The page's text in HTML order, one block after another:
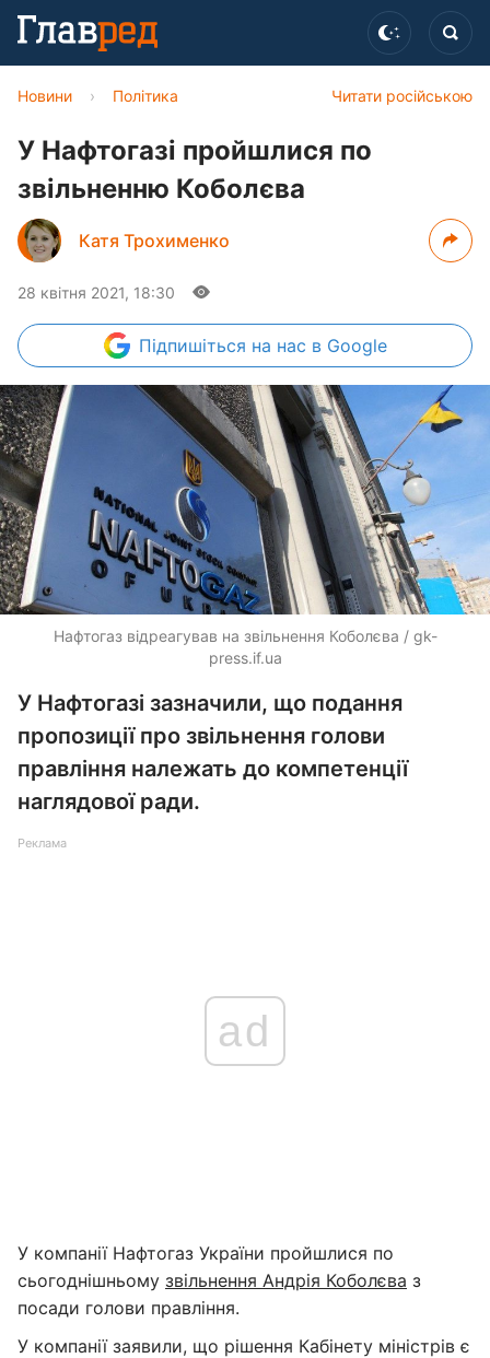
Читати російською
Новини › Політика
У Нафтогазі пройшлися по
звільненню Коболєва
Катя Трохименко
28 квітня 2021, 18:30
Підпишіться на нас в Google
Нафтогаз відреагував на звільнення Коболєва / gk-
press.if.ua
У Нафтогазі зазначили, що подання
пропозиції про звільнення голови
правління належать до компетенції
наглядової ради.
Реклама
ad
У компанії Нафтогаз України пройшлися по
сьогоднішньому звільнення Андрія Коболєва з
посади голови правління.
У компанії заявили, що рішення Кабінету міністрів є